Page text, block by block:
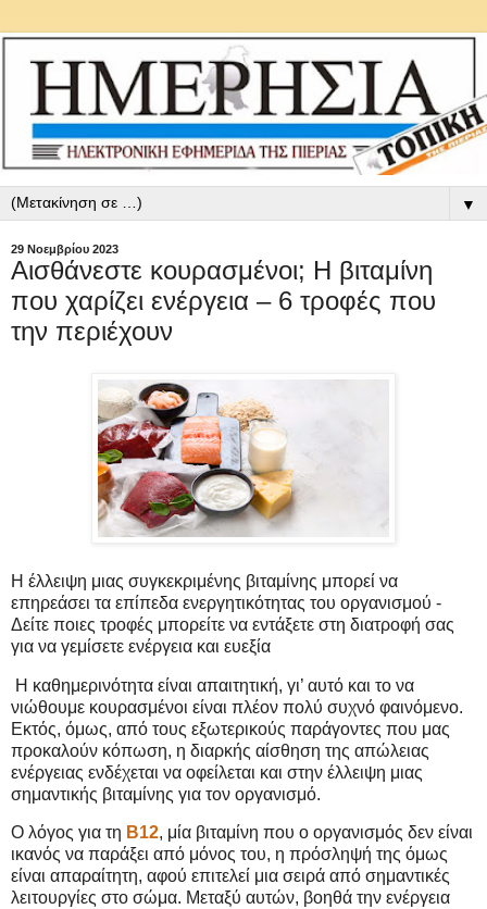
▼
29 Νοεμβρίου 2023
Αισθάνεστε κουρασμένοι; Η βιταμίνη
που χαρίζει ενέργεια – 6 τροφές που
την περιέχουν
Η έλλειψη μιας συγκεκριμένης βιταμίνης μπορεί να
επηρεάσει τα επίπεδα ενεργητικότητας του οργανισμού -
Δείτε ποιες τροφές μπορείτε να εντάξετε στη διατροφή σας
για να γεμίσετε ενέργεια και ευεξία
Η καθημερινότητα είναι απαιτητική, γι’ αυτό και το να
νιώθουμε κουρασμένοι είναι πλέον πολύ συχνό φαινόμενο.
Εκτός, όμως, από τους εξωτερικούς παράγοντες που μας
προκαλούν κόπωση, η διαρκής αίσθηση της απώλειας
ενέργειας ενδέχεται να οφείλεται και στην έλλειψη μιας
σημαντικής βιταμίνης για τον οργανισμό.
Ο λόγος για τη Β12, μία βιταμίνη που ο οργανισμός δεν είναι
ικανός να παράξει από μόνος του, η πρόσληψή της όμως
είναι απαραίτητη, αφού επιτελεί μια σειρά από σημαντικές
λειτουργίες στο σώμα. Μεταξύ αυτών, βοηθά την ενέργεια